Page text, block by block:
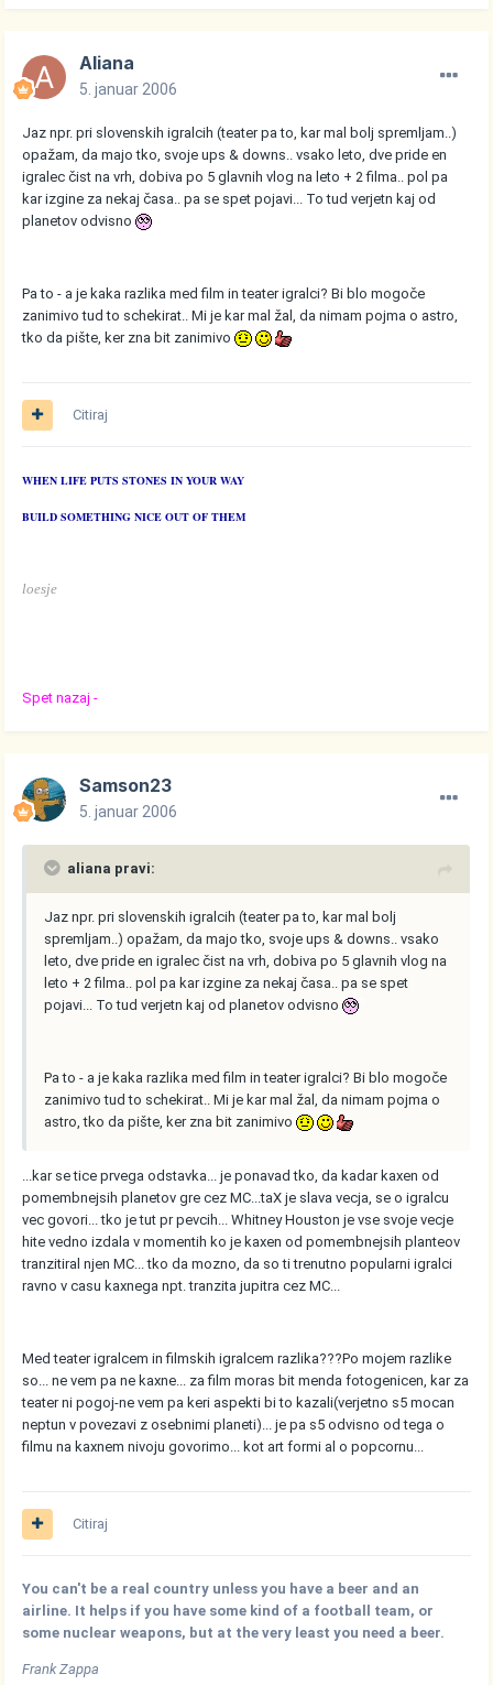
Aliana
5. januar 2006
Jaz npr. pri slovenskih igralcih (teater pa to, kar mal bolj spremljam..)
opažam, da majo tko, svoje ups & downs.. vsako leto, dve pride en
igralec čist na vrh, dobiva po 5 glavnih vlog na leto + 2 filma.. pol pa
kar izgine za nekaj časa.. pa se spet pojavi... To tud verjetn kaj od
planetov odvisno
Pa to - a je kaka razlika med film in teater igralci? Bi blo mogoče
zanimivo tud to schekirat.. Mi je kar mal žal, da nimam pojma o astro,
tko da pište, ker zna bit zanimivo
Citiraj
WHEN LIFE PUTS STONES IN YOUR WAY
BUILD SOMETHING NICE OUT OF THEM
loesje
Spet nazaj -
Samson23
5. januar 2006
aliana pravi:
Jaz npr. pri slovenskih igralcih (teater pa to, kar mal bolj
spremljam..) opažam, da majo tko, svoje ups & downs.. vsako
leto, dve pride en igralec čist na vrh, dobiva po 5 glavnih vlog na
leto + 2 filma.. pol pa kar izgine za nekaj časa.. pa se spet
pojavi... To tud verjetn kaj od planetov odvisno
Pa to - a je kaka razlika med film in teater igralci? Bi blo mogoče
zanimivo tud to schekirat.. Mi je kar mal žal, da nimam pojma o
astro, tko da pište, ker zna bit zanimivo
...kar se tice prvega odstavka... je ponavad tko, da kadar kaxen od
pomembnejsih planetov gre cez MC...taX je slava vecja, se o igralcu
vec govori... tko je tut pr pevcih... Whitney Houston je vse svoje vecje
hite vedno izdala v momentih ko je kaxen od pomembnejsih planteov
tranzitiral njen MC... tko da mozno, da so ti trenutno popularni igralci
ravno v casu kaxnega npt. tranzita jupitra cez MC...
Med teater igralcem in filmskih igralcem razlika???Po mojem razlike
so... ne vem pa ne kaxne... za film moras bit menda fotogenicen, kar za
teater ni pogoj-ne vem pa keri aspekti bi to kazali(verjetno s5 mocan
neptun v povezavi z osebnimi planeti)... je pa s5 odvisno od tega o
filmu na kaxnem nivoju govorimo... kot art formi al o popcornu...
Citiraj
You can't be a real country unless you have a beer and an
airline. It helps if you have some kind of a football team, or
some nuclear weapons, but at the very least you need a beer.
Frank Zappa